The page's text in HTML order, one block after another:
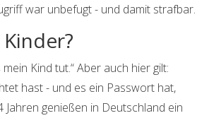
war unbefugt - und damit strafbar.
Kind tut.“ Aber auch hier gilt:
hast - und es ein Passwort hat,
genießen in Deutschland ein